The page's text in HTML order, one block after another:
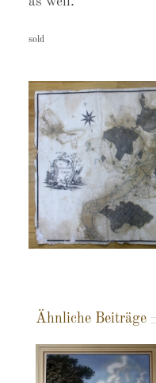
sold
Ähnliche Beiträge